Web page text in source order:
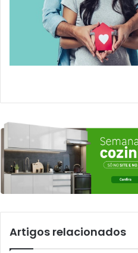
Artigos relacionados